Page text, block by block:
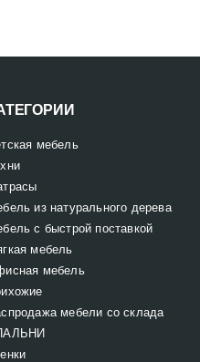
мебель
из натурального дерева
с быстрой поставкой
мебель
мебель
мебели со склада